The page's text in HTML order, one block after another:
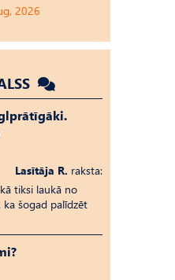
2026
Lasītāja R. raksta:
tiksi laukā no
ka šogad palīdzēt